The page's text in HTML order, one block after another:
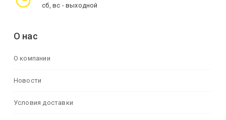
сб, вс - выходной
О нас
О компании
Новости
Условия доставки